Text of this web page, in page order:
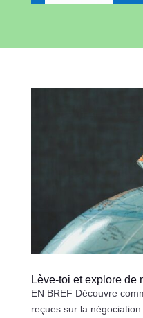
Lève-toi et explore de
EN BREF Découvre
reçues sur la